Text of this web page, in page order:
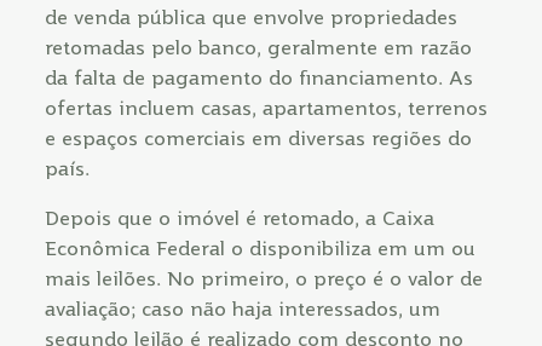
de venda pública que envolve propriedades
retomadas pelo banco, geralmente em razão
da falta de pagamento do financiamento. As
ofertas incluem casas, apartamentos, terrenos
e espaços comerciais em diversas regiões do
país.
Depois que o imóvel é retomado, a Caixa
Econômica Federal o disponibiliza em um ou
mais leilões. No primeiro, o preço é o valor de
avaliação; caso não haja interessados, um
segundo leilão é realizado com desconto no